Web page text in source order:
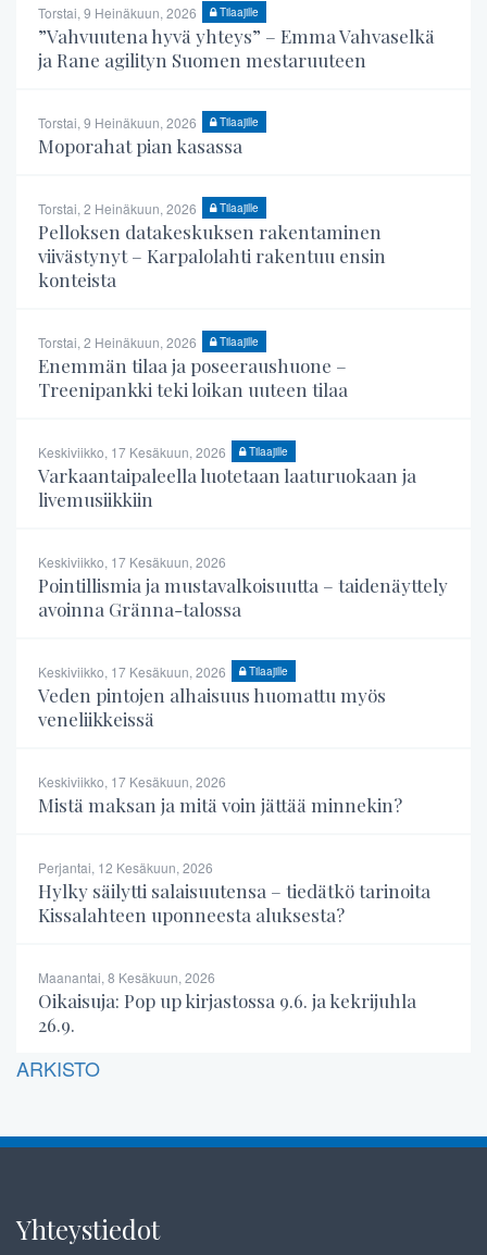
Torstai, 9 Heinäkuun, 2026 Tilaajille
”Vahvuutena hyvä yhteys” – Emma Vahvaselkä
ja Rane agilityn Suomen mestaruuteen
Torstai, 9 Heinäkuun, 2026 Tilaajille
Moporahat pian kasassa
Torstai, 2 Heinäkuun, 2026 Tilaajille
Pelloksen datakeskuksen rakentaminen
viivästynyt – Karpalolahti rakentuu ensin
konteista
Torstai, 2 Heinäkuun, 2026 Tilaajille
Enemmän tilaa ja poseeraushuone –
Treenipankki teki loikan uuteen tilaa
Keskiviikko, 17 Kesäkuun, 2026 Tilaajille
Varkaantaipaleella luotetaan laaturuokaan ja
livemusiikkiin
Keskiviikko, 17 Kesäkuun, 2026
Pointillismia ja mustavalkoisuutta – taidenäyttely
avoinna Gränna-talossa
Keskiviikko, 17 Kesäkuun, 2026 Tilaajille
Veden pintojen alhaisuus huomattu myös
veneliikkeissä
Keskiviikko, 17 Kesäkuun, 2026
Mistä maksan ja mitä voin jättää minnekin?
Perjantai, 12 Kesäkuun, 2026
Hylky säilytti salaisuutensa – tiedätkö tarinoita
Kissalahteen uponneesta aluksesta?
Maanantai, 8 Kesäkuun, 2026
Oikaisuja: Pop up kirjastossa 9.6. ja kekrijuhla
26.9.
ARKISTO
Yhteystiedot